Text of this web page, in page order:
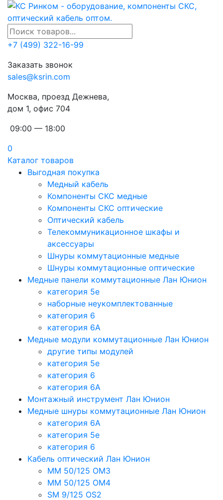
+7 (499) 322-16-99
Заказать звонок
sales@ksrin.com
Москва, проезд Дежнева,
дом 1, офис 704
09:00 — 18:00
0
Каталог товаров
Выгодная покупка
Медный кабель
Компоненты СКС медные
Компоненты СКС оптические
Оптический кабель
Телекоммуникационное шкафы и
аксессуары
Шнуры коммутационные медные
Шнуры коммутационные оптические
Медные панели коммутационные Лан Юнион
категория 5e
наборные неукомплектованные
категория 6
категория 6A
Медные модули коммутационные Лан Юнион
другие типы модулей
категория 5е
категория 6
категория 6A
Монтажный инструмент Лан Юнион
Медные шнуры коммутационные Лан Юнион
категория 6A
категория 5e
категория 6
Кабель оптический Лан Юнион
MM 50/125 OM3
MM 50/125 OM4
SM 9/125 OS2